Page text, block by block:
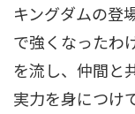
キングダムの登
で強くなったわ
を流し、仲間と
実力を身につけ